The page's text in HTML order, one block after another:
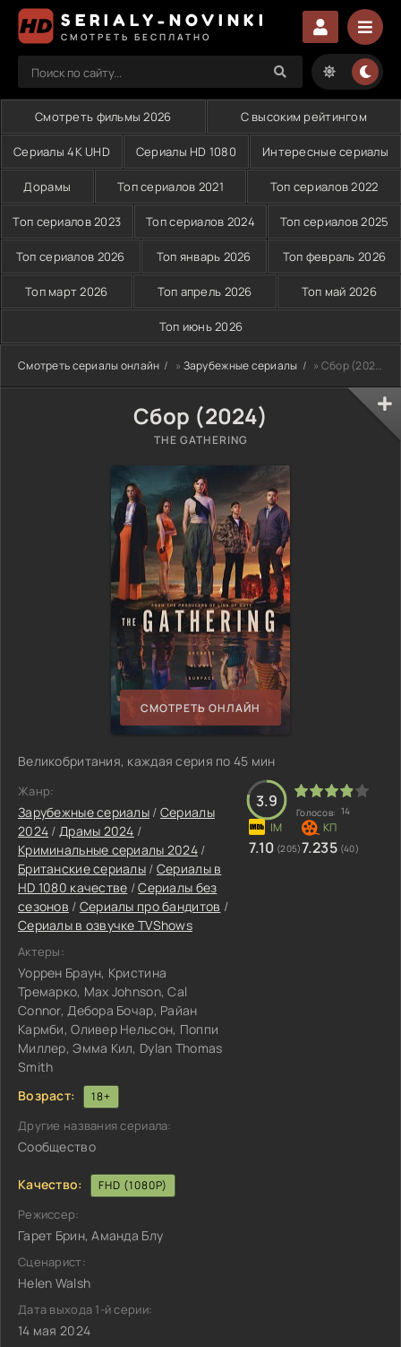
SERIALY-NOVINKI
СМОТРЕТЬ БЕСПЛАТНО
Смотреть фильмы 2026 С высоким рейтингом
Сериалы 4K UHD Сериалы HD 1080 Интересные сериалы
Дорамы Топ сериалов 2021 Топ сериалов 2022
Топ сериалов 2023 Топ сериалов 2024 Топ сериалов 2025
Топ сериалов 2026 Топ январь 2026 Топ февраль 2026
Топ март 2026 Топ апрель 2026 Топ май 2026
Топ июнь 2026
Смотреть сериалы онлайн » Зарубежные сериалы » Сбор (2024)
Сбор (2024)
THE GATHERING
СМОТРЕТЬ ОНЛАЙН
Великобритания, каждая серия по 45 мин
Жанр:
Зарубежные сериалы / Сериалы
2024 / Драмы 2024 /
Криминальные сериалы 2024 /
Британские сериалы / Сериалы в
HD 1080 качестве /Сериалы без
сезонов / Сериалы про бандитов /
Сериалы в озвучке TVShows
Актеры:
Уоррен Браун, Кристина
Тремарко, Max Johnson, Cal
Connor, Дебора Бочар, Райан
Кармби, Оливер Нельсон, Поппи
Миллер, Эмма Кил, Dylan Thomas
Smith
Возраст:
18+
Другие названия сериала:
Сообщество
3.9
Голосов: 14
7.10 (205)7.235 (40)
Качество: FHD (1080P)
Режиссер:
Гарет Брин, Аманда Блу
Сценарист:
Helen Walsh
Дата выхода 1-й серии:
14 мая 2024